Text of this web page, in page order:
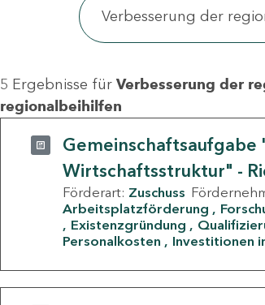
5 Ergebnisse für Verbesserung der
regionalbeihilfen
Wirtschaftsstruktur" -
Förderart: Zuschuss
Arbeitsplatzförderung
Existenzgründung
Personalkosten
Investitionen